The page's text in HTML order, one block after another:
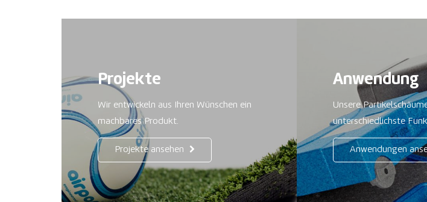
Projekte
Wir entwickeln aus Ihren Wünschen ein
machbares Produkt.
Projekte ansehen
Anwendung
Unsere
unterschiedlichste
Anwendungen